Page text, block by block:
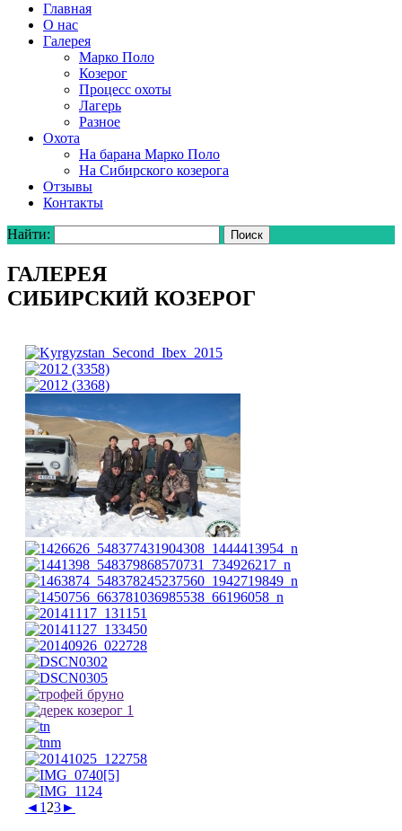
Главная
О нас
Галерея
Марко Поло
Козерог
Процесс охоты
Лагерь
Разное
Охота
На барана Марко Поло
На Сибирского козерога
Отзывы
Контакты
Найти:
ГАЛЕРЕЯ
СИБИРСКИЙ КОЗЕРОГ
◄ 1 23►